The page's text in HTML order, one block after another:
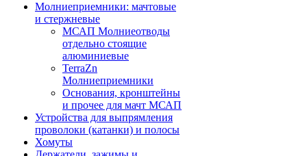
Молниеприемники: мачтовые
и стержневые
МСАП Молниеотводы
отдельно стоящие
алюминиевые
TerraZn
Молниеприемники
Основания, кронштейны
и прочее для мачт МСАП
Устройства для выпрямления
проволоки (катанки) и полосы
Хомуты